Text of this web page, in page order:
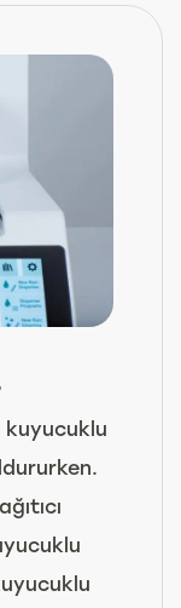
kuyucuklu